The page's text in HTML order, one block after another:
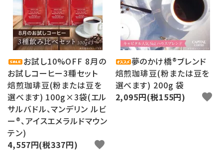
お試し10%OFF 8月の
お試しコーヒー3種セット
焙煎珈琲豆(粉または豆を
選べます) 100g×3袋(エル
サルバドル、マンデリン ルビ
ー®、アイスエメラルドマウン
テン)
4,557円(税337円)
favorite
夢のかけ橋®ブレンド
焙煎珈琲豆(粉または豆を
選べます) 200g 袋
2,095円(税155円)
favorite